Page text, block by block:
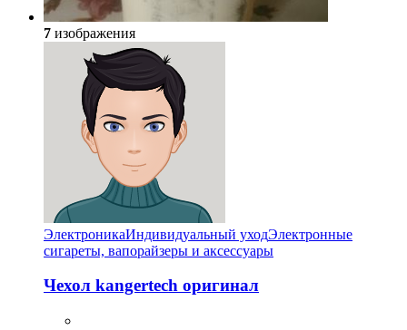
7 изображения
ЭлектроникаИндивидуальный уходЭлектронные
сигареты, вапорайзеры и аксессуары
Чехол kangertech оригинал